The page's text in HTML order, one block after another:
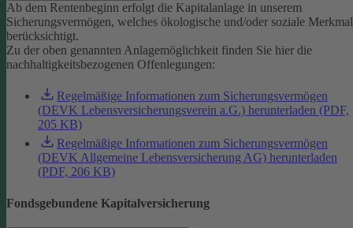
Ab dem Rentenbeginn erfolgt die Kapitalanlage in unserem
Sicherungsvermögen, welches ökologische und/oder soziale
berücksichtigt.
Zu der oben genannten Anlagemöglichkeit finden Sie hier die
nachhaltigkeitsbezogenen Offenlegungen:
Regelmäßige Informationen zum Sicherungsvermögen
(DEVK Lebensversicherungsverein a.G.) herunterladen (PDF,
205 KB)
Regelmäßige Informationen zum Sicherungsvermögen
(DEVK Allgemeine Lebensversicherung AG) herunterladen
(PDF, 206 KB)
Fondsgebundene Kapitalversicherung